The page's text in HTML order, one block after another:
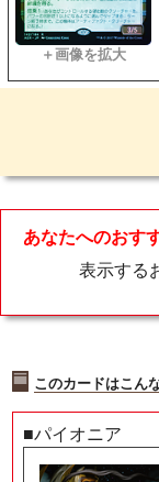
あなたへのおす
表示する
このカードはこん
■パイオニア